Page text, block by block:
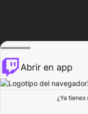
Abrir en app
¿Ya tienes